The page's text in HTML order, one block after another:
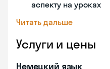
аспекту на уроках
Читать дальше
Услуги и цены
Немецкий язык